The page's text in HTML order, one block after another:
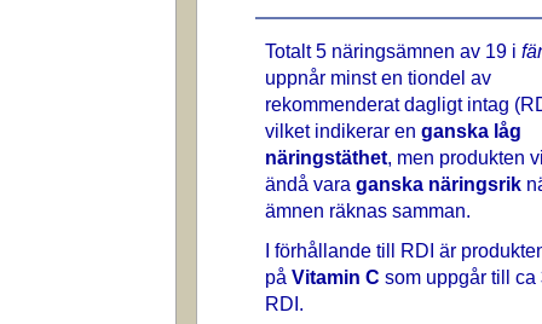
Totalt 5 näringsämnen av 19 i
uppnår minst en tiondel av
rekommenderat dagligt intag
vilket indikerar en ganska låg
näringstäthet, men produkten
ändå vara ganska näringsrik
ämnen räknas samman.
I förhållande till RDI är
på Vitamin C som uppgår till ca
RDI.